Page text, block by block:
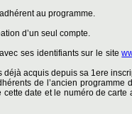
au programme.
d’un seul compte.
ses identifiants sur le site
déjà acquis depuis sa 1ere
de l’ancien programme
date et le numéro de